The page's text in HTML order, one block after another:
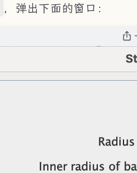
，弹出下面的窗口：